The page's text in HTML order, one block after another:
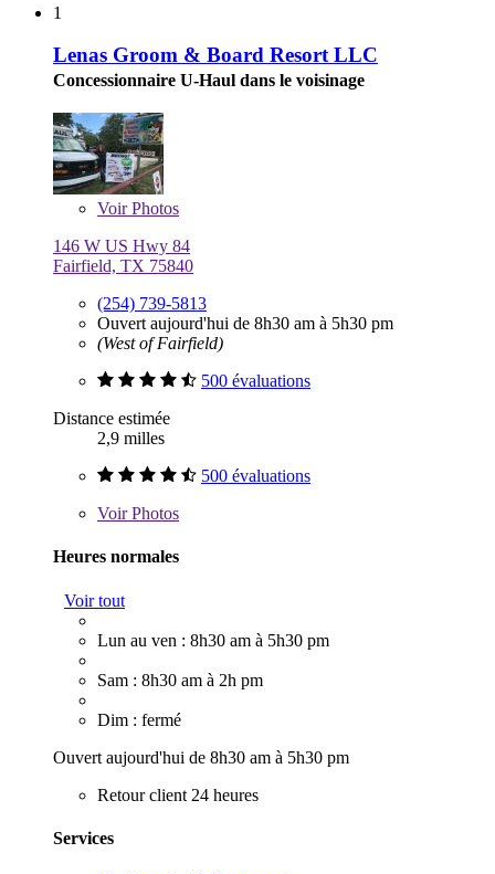
1
Lenas Groom & Board Resort LLC
Concessionnaire U-Haul dans le voisinage
VoirPhotos
146 W US Hwy 84
Fairfield, TX 75840
(254) 739-5813
Ouvert aujourd'hui de 8h30 am à 5h30 pm
(West of Fairfield)
500 évaluations
Distance estimée
2,9 milles
500 évaluations
VoirPhotos
Heures normales
Voir tout
Lun au ven : 8h30 am à 5h30 pm
Sam : 8h30 am à 2h pm
Dim : fermé
Ouvert aujourd'hui de 8h30 am à 5h30 pm
Retour client 24 heures
Services